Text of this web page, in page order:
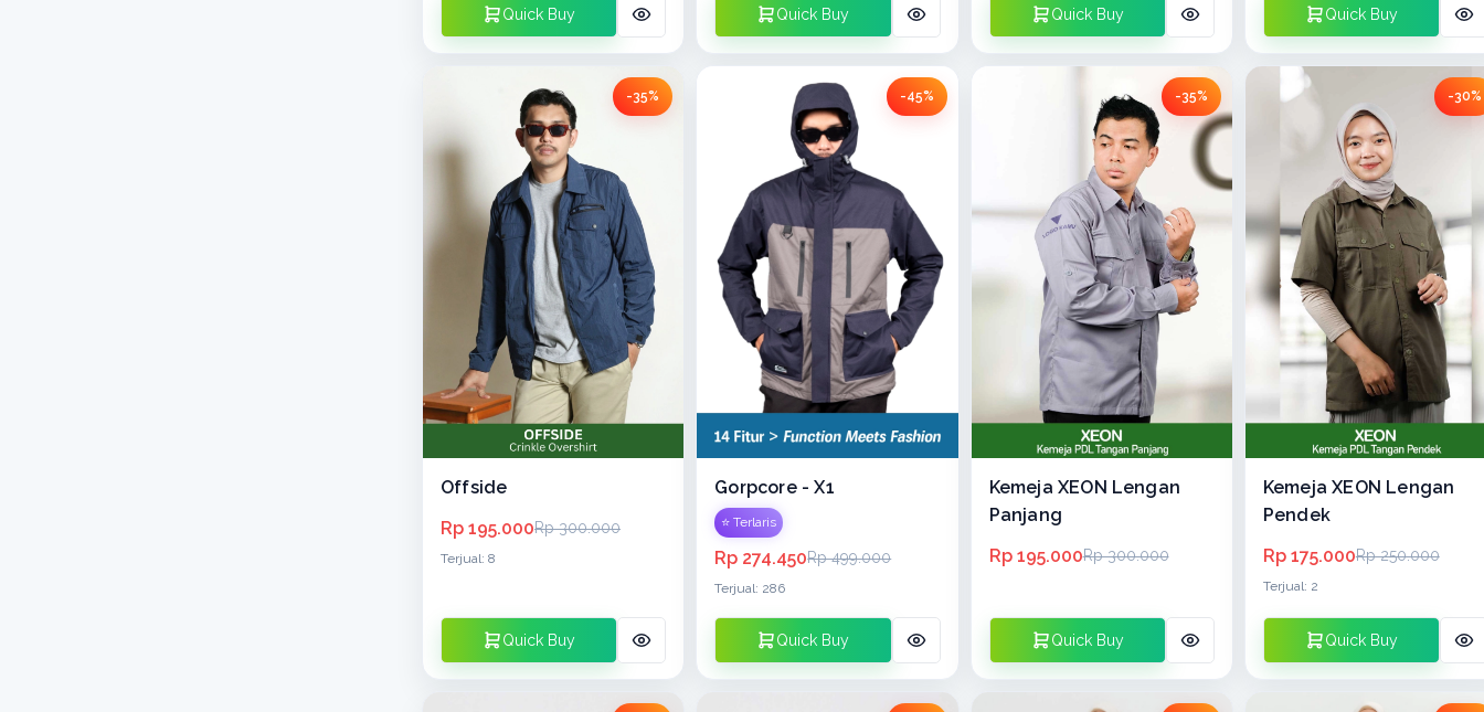
Quick Buy Quick Buy Quick Buy Quick Buy
-35%
Offside
Rp 195.000Rp 300.000
Terjual: 8
Quick Buy
-45%
Gorpcore - X1
⭐ Terlaris
Rp 274.450Rp 499.000
Terjual: 286
Quick Buy
-35%
Kemeja XEON Lengan
Panjang
Rp 195.000Rp 300.000
Quick Buy
-30%
Kemeja XEON Lengan
Pendek
Rp 175.000Rp 250.000
Terjual: 2
Quick Buy